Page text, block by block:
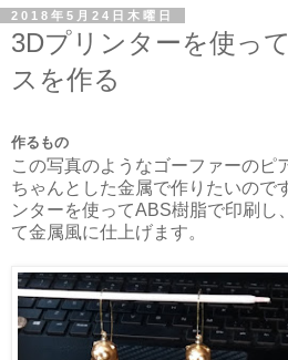
2018年5月24日木曜日
3Dプリンターを使っ
スを作る
作るもの
この写真のようなゴーファーのピ
ちゃんとした金属で作りたいので
ンターを使ってABS樹脂で印刷し
て金属風に仕上げます。